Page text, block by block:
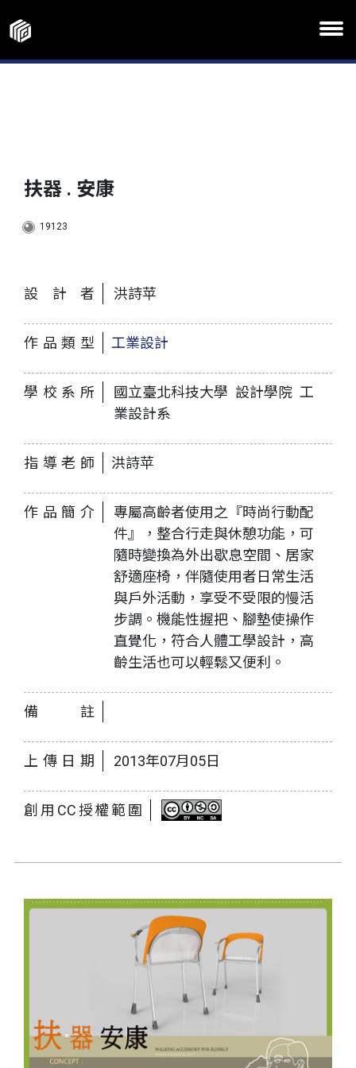
扶器 . 安康
19123
設計者 洪詩苹
作品類型 工業設計
學校系所
國立臺北科技大學 設計學院 工
業設計系
指導老師 洪詩苹
作品簡介
專屬高齡者使用之『時尚行動配
件』，整合行走與休憩功能，可
隨時變換為外出歇息空間、居家
舒適座椅，伴隨使用者日常生活
與戶外活動，享受不受限的慢活
步調。機能性握把、腳墊使操作
直覺化，符合人體工學設計，高
齡生活也可以輕鬆又便利。
備註
上傳日期 2013年07月05日
創用CC授權範圍